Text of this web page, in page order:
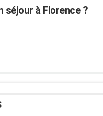
séjour à Florence ?